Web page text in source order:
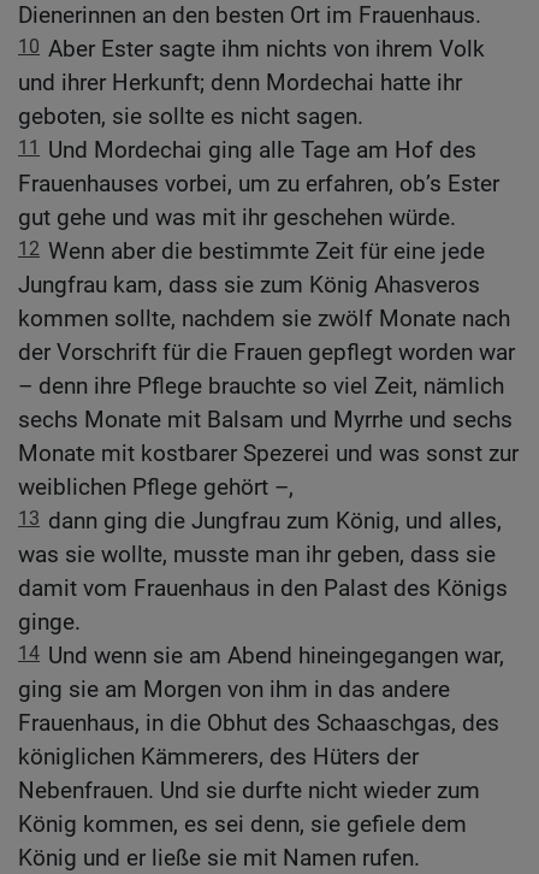
Dienerinnen an den besten Ort im Frauenhaus.
10 Aber Ester sagte ihm nichts von ihrem Volk
und ihrer Herkunft; denn Mordechai hatte ihr
geboten, sie sollte es nicht sagen.
11
Und Mordechai ging alle Tage am Hof des
Frauenhauses vorbei, um zu erfahren, ob’s Ester
gut gehe und was mit ihr geschehen würde.
12 Wenn aber die bestimmte Zeit für eine jede
Jungfrau kam, dass sie zum König Ahasveros
kommen sollte, nachdem sie zwölf Monate nach
der Vorschrift für die Frauen gepflegt worden war
– denn ihre Pflege brauchte so viel Zeit, nämlich
sechs Monate mit Balsam und Myrrhe und sechs
Monate mit kostbarer Spezerei und was sonst zur
weiblichen Pflege gehört –,
13 dann ging die Jungfrau zum König, und alles,
was sie wollte, musste man ihr geben, dass sie
damit vom Frauenhaus in den Palast des Königs
ginge.
14 Und wenn sie am Abend hineingegangen war,
ging sie am Morgen von ihm in das andere
Frauenhaus, in die Obhut des Schaaschgas, des
königlichen Kämmerers, des Hüters der
Nebenfrauen. Und sie durfte nicht wieder zum
König kommen, es sei denn, sie gefiele dem
König und er ließe sie mit Namen rufen.